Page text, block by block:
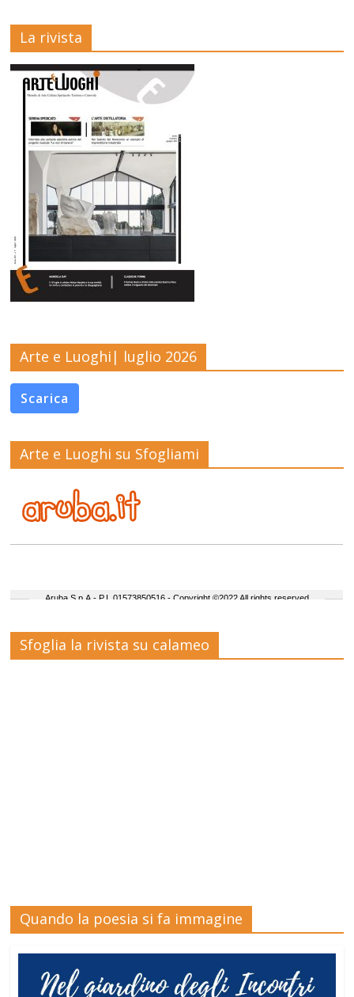
La rivista
Arte e Luoghi| luglio 2026
Scarica
Arte e Luoghi su Sfogliami
Sfoglia la rivista su calameo
Quando la poesia si fa immagine